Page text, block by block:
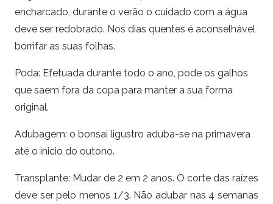
encharcado, durante o verão o cuidado com a água
deve ser redobrado. Nos dias quentes é aconselhável
borrifar as suas folhas.
Poda: Efetuada durante todo o ano, pode os galhos
que saem fora da copa para manter a sua forma
original.
Adubagem: o bonsai ligustro aduba-se na primavera
até o inicio do outono.
Transplante: Mudar de 2 em 2 anos. O corte das raízes
deve ser pelo menos 1/3. Não adubar nas 4 semanas